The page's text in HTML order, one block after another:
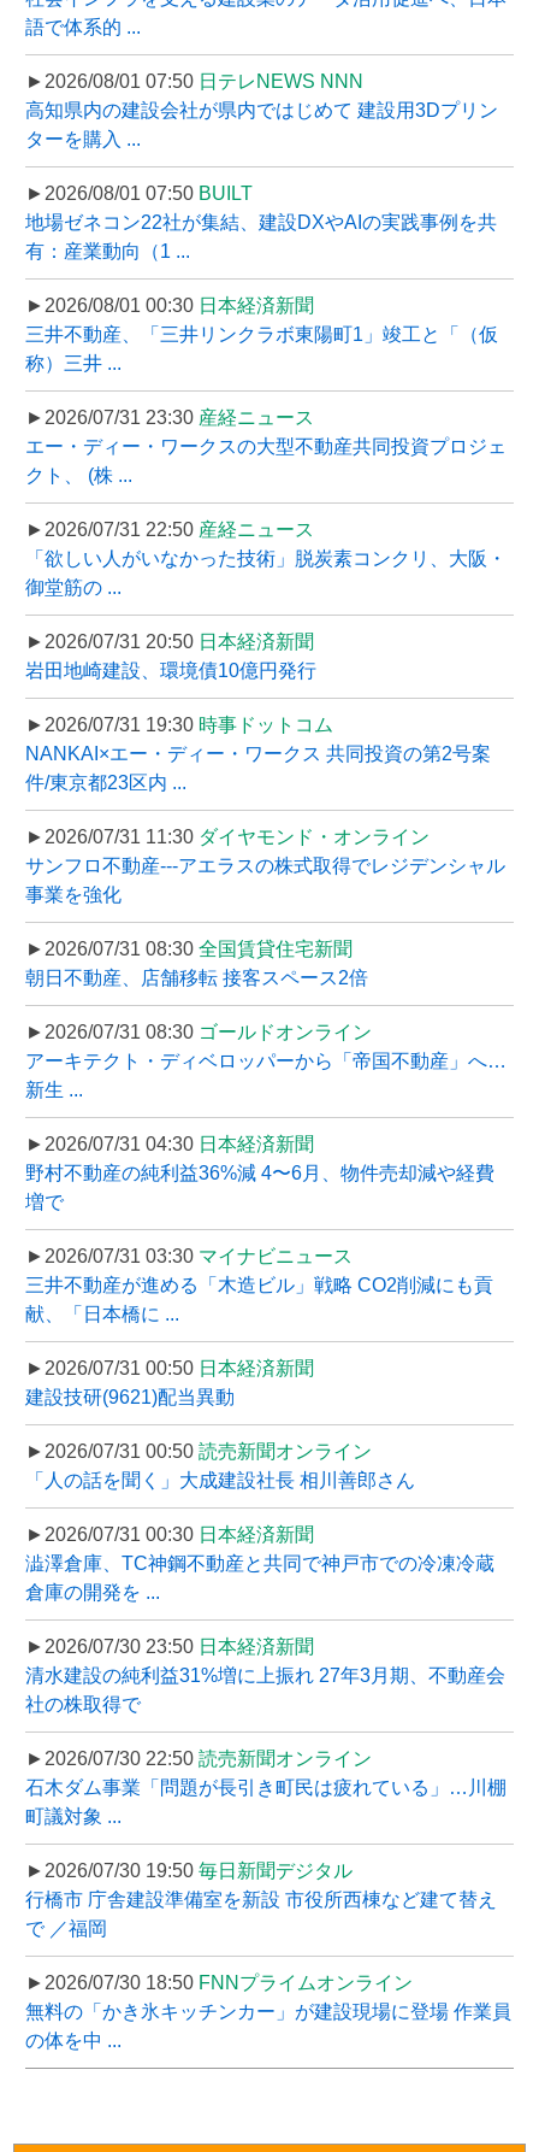
語で体系的 ...
►2026/08/01 07:50 日テレNEWS NNN
高知県内の建設会社が県内ではじめて 建設用3Dプリン
ターを購入 ...
►2026/08/01 07:50 BUILT
地場ゼネコン22社が集結、建設DXやAIの実践事例を共
有：産業動向（1 ...
►2026/08/01 00:30 日本経済新聞
三井不動産、「三井リンクラボ東陽町1」竣工と「（仮
称）三井 ...
►2026/07/31 23:30 産経ニュース
エー・ディー・ワークスの大型不動産共同投資プロジェ
クト、 (株 ...
►2026/07/31 22:50 産経ニュース
「欲しい人がいなかった技術」脱炭素コンクリ、大阪・
御堂筋の ...
►2026/07/31 20:50 日本経済新聞
岩田地崎建設、環境債10億円発行
►2026/07/31 19:30 時事ドットコム
NANKAI×エー・ディー・ワークス 共同投資の第2号案
件/東京都23区内 ...
►2026/07/31 11:30 ダイヤモンド・オンライン
サンフロ不動産---アエラスの株式取得でレジデンシャル
事業を強化
►2026/07/31 08:30 全国賃貸住宅新聞
朝日不動産、店舗移転 接客スペース2倍
►2026/07/31 08:30 ゴールドオンライン
アーキテクト・ディベロッパーから「帝国不動産」へ…
新生 ...
►2026/07/31 04:30 日本経済新聞
野村不動産の純利益36%減 4〜6月、物件売却減や経費
増で
►2026/07/31 03:30 マイナビニュース
三井不動産が進める「木造ビル」戦略 CO2削減にも貢
献、「日本橋に ...
►2026/07/31 00:50 日本経済新聞
建設技研(9621)配当異動
►2026/07/31 00:50 読売新聞オンライン
「人の話を聞く」大成建設社長 相川善郎さん
►2026/07/31 00:30 日本経済新聞
澁澤倉庫、TC神鋼不動産と共同で神戸市での冷凍冷蔵
倉庫の開発を ...
►2026/07/30 23:50 日本経済新聞
清水建設の純利益31%増に上振れ 27年3月期、不動産会
社の株取得で
►2026/07/30 22:50 読売新聞オンライン
石木ダム事業「問題が長引き町民は疲れている」…川棚
町議対象 ...
►2026/07/30 19:50 毎日新聞デジタル
行橋市 庁舎建設準備室を新設 市役所西棟など建て替え
で ／福岡
►2026/07/30 18:50 FNNプライムオンライン
無料の「かき氷キッチンカー」が建設現場に登場 作業員
の体を中 ...